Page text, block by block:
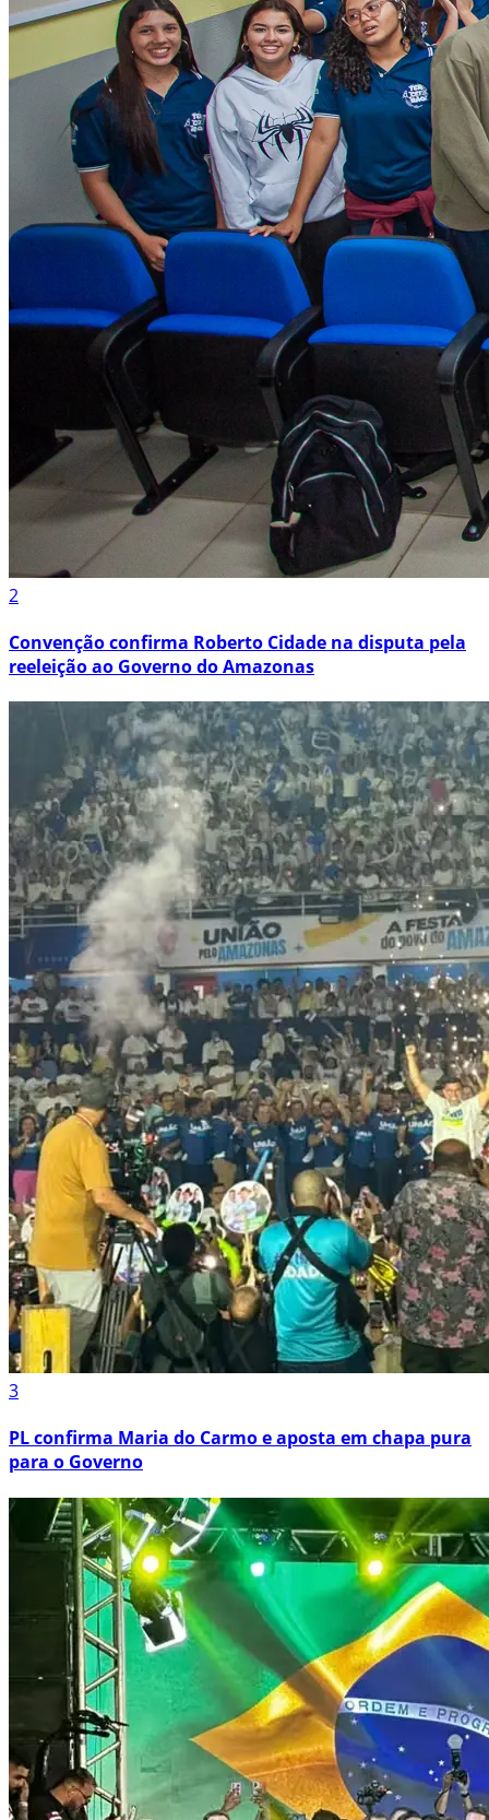
2
Convenção confirma Roberto Cidade na disputa pela
reeleição ao Governo do Amazonas
3
PL confirma Maria do Carmo e aposta em chapa pura
para o Governo